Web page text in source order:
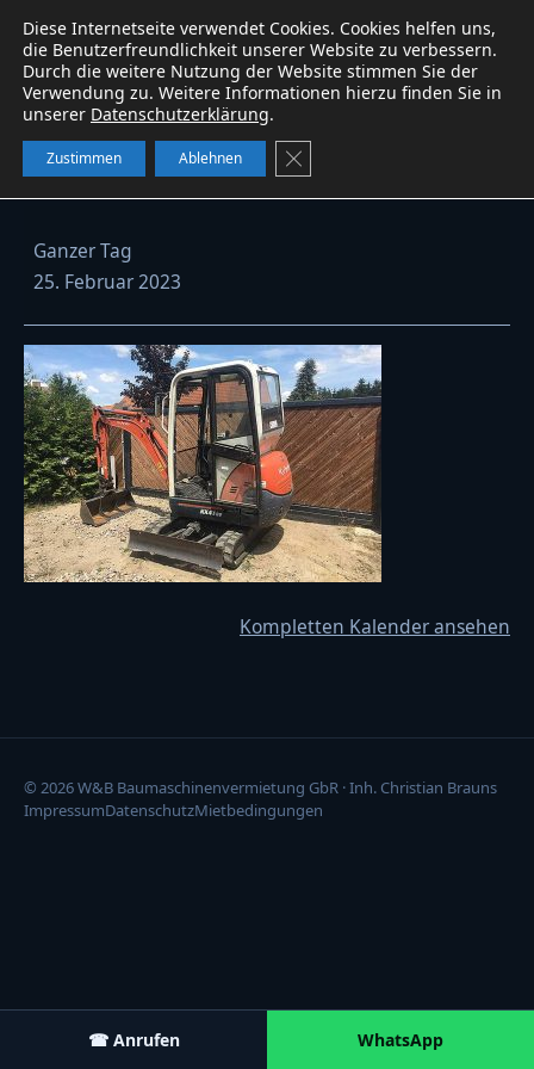
W&BBaumaschinenservice WhatsApp
Kubota KX41-3V vermietet
KX41-
3V
Ganzer Tag
25. Februar 2023
Kompletten Kalender ansehen
© 2026 W&B Baumaschinenvermietung GbR · Inh. Christian Brauns
ImpressumDatenschutzMietbedingungen
☎ Anrufen WhatsApp
Diese Internetseite verwendet Cookies. Cookies helfen uns,
die Benutzerfreundlichkeit unserer Website zu verbessern.
Durch die weitere Nutzung der Website stimmen Sie der
Verwendung zu. Weitere Informationen hierzu finden Sie in
unserer Datenschutzerklärung.
Zustimmen Ablehnen GDPR Cookie-Banner